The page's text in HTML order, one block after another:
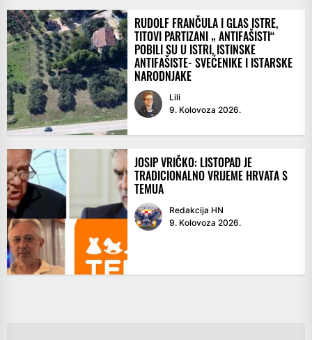
RUDOLF FRANČULA I GLAS ISTRE,
TITOVI PARTIZANI „ ANTIFAŠISTI“
POBILI SU U ISTRI, ISTINSKE
ANTIFAŠISTE- SVEĆENIKE I ISTARSKE
NARODNJAKE
Lili
9. Kolovoza 2026.
JOSIP VRIČKO: LISTOPAD JE
TRADICIONALNO VRIJEME HRVATA S
TEMUA
Redakcija HN
9. Kolovoza 2026.